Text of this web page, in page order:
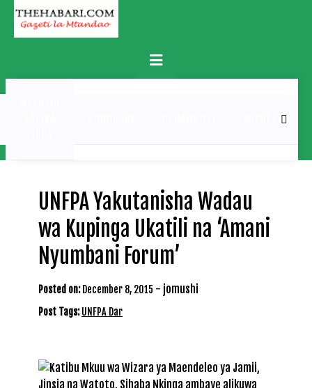
Skip
content
Primary
Menu
MICHEZO
UNFPA Yakutanisha Wadau
wa Kupinga Ukatili na ‘Amani
Nyumbani Forum’
Posted on: December 8, 2015 - jomushi
Post Tags:UNFPA Dar